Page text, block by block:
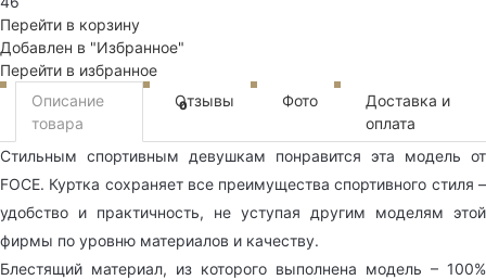
Перейти в корзину
Добавлен в "Избранное"
Перейти в избранное
Описание
товара
Отзывы
0 Фото
Доставка и
оплата
Стильным спортивным девушкам понравится эта модель от
FOCE. Куртка сохраняет все преимущества спортивного стиля –
удобство и практичность, не уступая другим моделям этой
фирмы по уровню материалов и качеству.
Блестящий материал, из которого выполнена модель – 100%